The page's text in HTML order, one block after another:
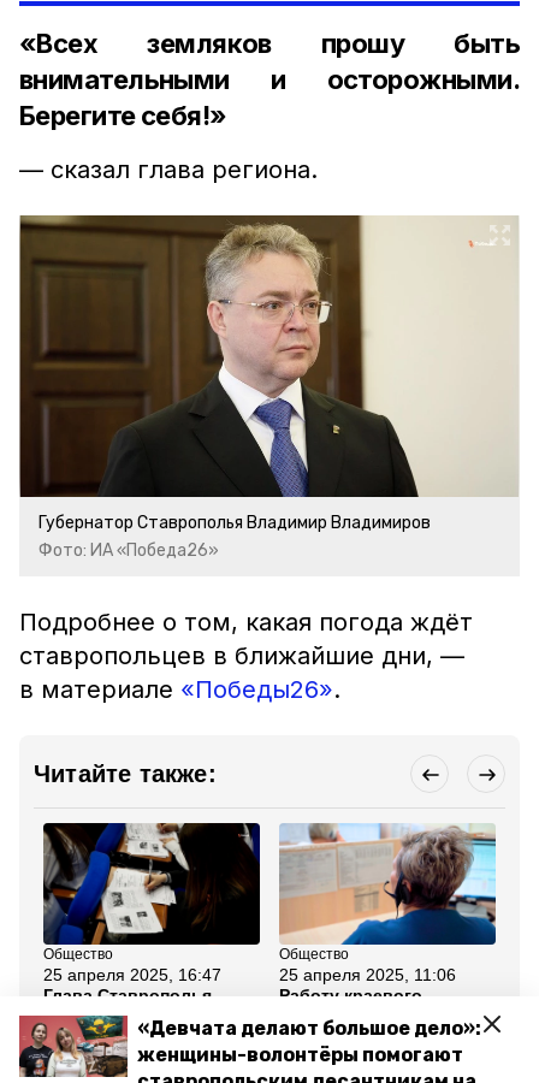
«Девчата делают большое дело»:
женщины-волонтёры помогают
«Всех земляков прошу быть
внимательными и осторожными.
Берегите себя!»
— сказал глава региона.
Губернатор Ставрополья Владимир Владимиров
Фото: ИА «Победа26»
Подробнее о том, какая погода ждёт
ставропольцев в ближайшие дни, —
в материале «Победы26».
Читайте также:
Общество
25 апреля 2025, 16:47
Глава Ставрополья
вместе с земляками
принял участие в акции
«Диктант Победы»
Общество
25 апреля 2025, 11:06
Работу краевого
проинспектировал глава
Ставрополья